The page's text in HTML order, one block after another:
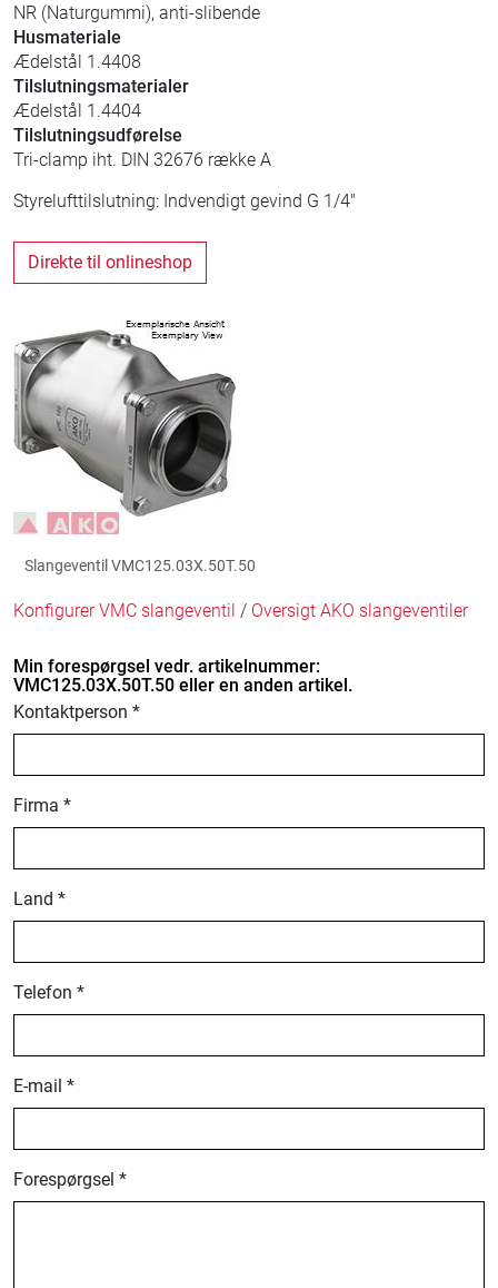
NR (Naturgummi), anti-slibende
Husmateriale
Ædelstål 1.4408
Tilslutningsmaterialer
Ædelstål 1.4404
Tilslutningsudførelse
Tri-clamp iht. DIN 32676 række A
Styrelufttilslutning: Indvendigt gevind G 1/4"
Direkte til onlineshop
Slangeventil VMC125.03X.50T.50
Konfigurer VMC slangeventil / Oversigt AKO slangeventiler
Min forespørgsel vedr. artikelnummer:
VMC125.03X.50T.50 eller en anden artikel.
Kontaktperson *
Firma *
Land *
Telefon *
E-mail *
Forespørgsel *